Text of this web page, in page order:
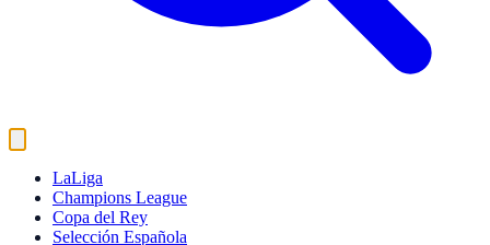
LaLiga
Champions League
Copa del Rey
Selección Española